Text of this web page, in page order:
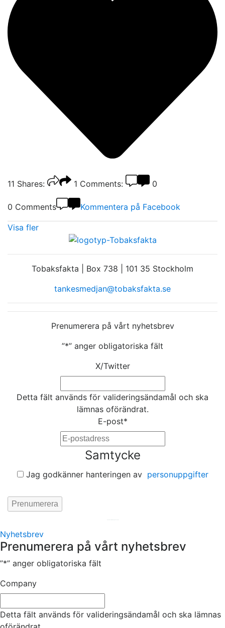
11 Shares: 1 Comments: 0
0 Comments Kommentera på Facebook
Visa fler
Tobaksfakta | Box 738 | 101 35 Stockholm
tankesmedjan@tobaksfakta.se
Prenumerera på vårt nyhetsbrev
”*” anger obligatoriska fält
X/Twitter
Detta fält används för valideringsändamål och ska
lämnas oförändrat.
E-post*
Samtycke
Jag godkänner hanteringen av personuppgifter
Nyhetsbrev
Prenumerera på vårt nyhetsbrev
”*” anger obligatoriska fält
Company
Detta fält används för valideringsändamål och ska lämnas